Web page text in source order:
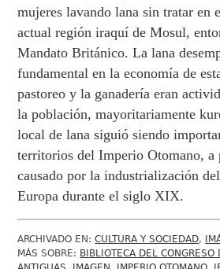
mujeres lavando lana sin tratar en
actual región iraquí de Mosul,
Mandato Británico. La lana
fundamental en la economía de
pastoreo y la ganadería eran
la población, mayoritariamente
local de lana siguió siendo
territorios del Imperio Otomano, a
causado por la industrialización
Europa durante el siglo XIX.
ARCHIVADO EN:CULTURA Y SOCIEDAD,
MÁS SOBRE: BIBLIOTECA DEL CONGRESO